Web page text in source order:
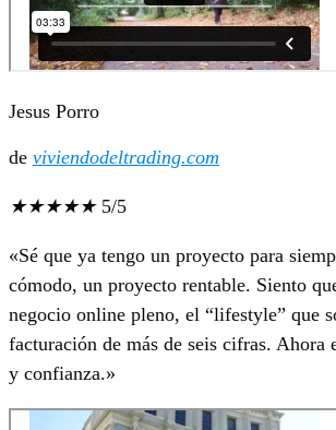
Jesus Porro
de viviendodeltrading.com
★★★★★ 5/5
«Sé que ya tengo un proyecto para
cómodo, un proyecto rentable. Siento
negocio online pleno, el “lifestyle” que
facturación de más de seis cifras. Ahora
y confianza.»